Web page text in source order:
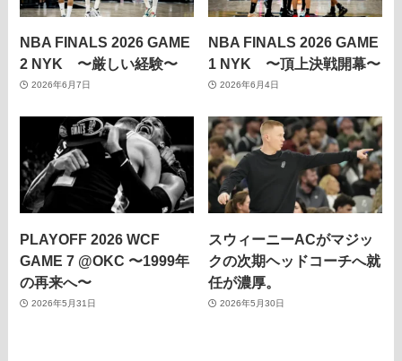
NBA FINALS 2026 GAME
2 NYK 〜厳しい経験〜
2026年6月7日
NBA FINALS 2026 GAME
1 NYK 〜頂上決戦開幕〜
2026年6月4日
PLAYOFF 2026 WCF
GAME 7 @OKC 〜1999年
の再来へ〜
2026年5月31日
スウィーニーACがマジッ
クの次期ヘッドコーチへ就
任が濃厚。
2026年5月30日